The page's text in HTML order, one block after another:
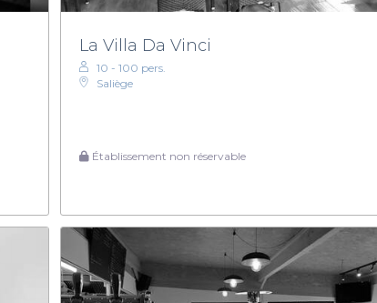
La Villa Da Vinci
10 - 100 pers.
Saliège
Établissement non réservable